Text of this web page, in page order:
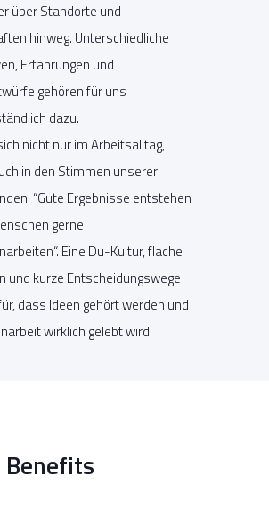
über Standorte und
hinweg. Unterschiedliche
Erfahrungen und
gehören für uns
dazu.
nicht nur im Arbeitsalltag,
in den Stimmen unserer
“Gute Ergebnisse entstehen
gerne
Eine Du-Kultur, flache
und kurze Entscheidungswege
dass Ideen gehört werden und
wirklich gelebt wird.
Benefits